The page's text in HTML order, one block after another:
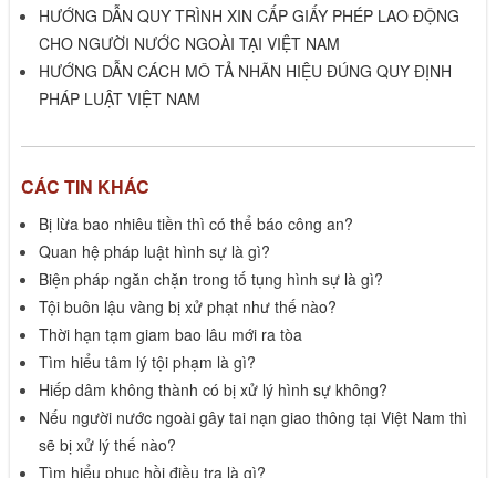
HƯỚNG DẪN QUY TRÌNH XIN CẤP GIẤY PHÉP LAO ĐỘNG
CHO NGƯỜI NƯỚC NGOÀI TẠI VIỆT NAM
HƯỚNG DẪN CÁCH MÔ TẢ NHÃN HIỆU ĐÚNG QUY ĐỊNH
PHÁP LUẬT VIỆT NAM
CÁC TIN KHÁC
Bị lừa bao nhiêu tiền thì có thể báo công an?
Quan hệ pháp luật hình sự là gì?
Biện pháp ngăn chặn trong tố tụng hình sự là gì?
Tội buôn lậu vàng bị xử phạt như thế nào?
Thời hạn tạm giam bao lâu mới ra tòa
Tìm hiểu tâm lý tội phạm là gì?
Hiếp dâm không thành có bị xử lý hình sự không?
Nếu người nước ngoài gây tai nạn giao thông tại Việt Nam thì
sẽ bị xử lý thế nào?
Tìm hiểu phục hồi điều tra là gì?